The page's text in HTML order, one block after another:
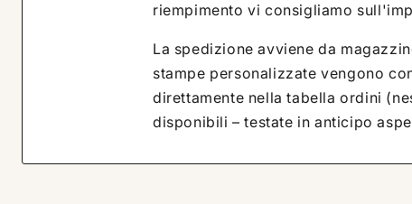
riempimento vi consigliamo
La spedizione avviene da
stampe personalizzate vengono
direttamente nella tabella ordini
disponibili – testate in anticipo